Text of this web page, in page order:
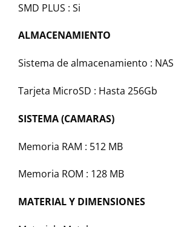
SMD PLUS : Si
ALMACENAMIENTO
Sistema de almacenamiento : NAS
Tarjeta MicroSD : Hasta 256Gb
SISTEMA (CAMARAS)
Memoria RAM : 512 MB
Memoria ROM : 128 MB
MATERIAL Y DIMENSIONES